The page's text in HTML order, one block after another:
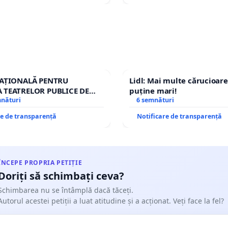
PENTRU
TEATRELOR PUBLICE DE
DIN ROMÂNIA
de transparență
Lidl: Mai multe
puține mari!
6 semnături
Notificare de transparență
PROPRIA PETIȚIE
să schimbați ceva?
nu se întâmplă dacă tăceți.
acestei petiții a luat atitudine și a acționat. Veți face la fel?